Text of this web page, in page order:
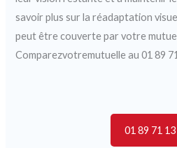
savoir plus sur la réadaptation
peut être couverte par votre
Comparezvotremutuelle au 01 89
01 89 71